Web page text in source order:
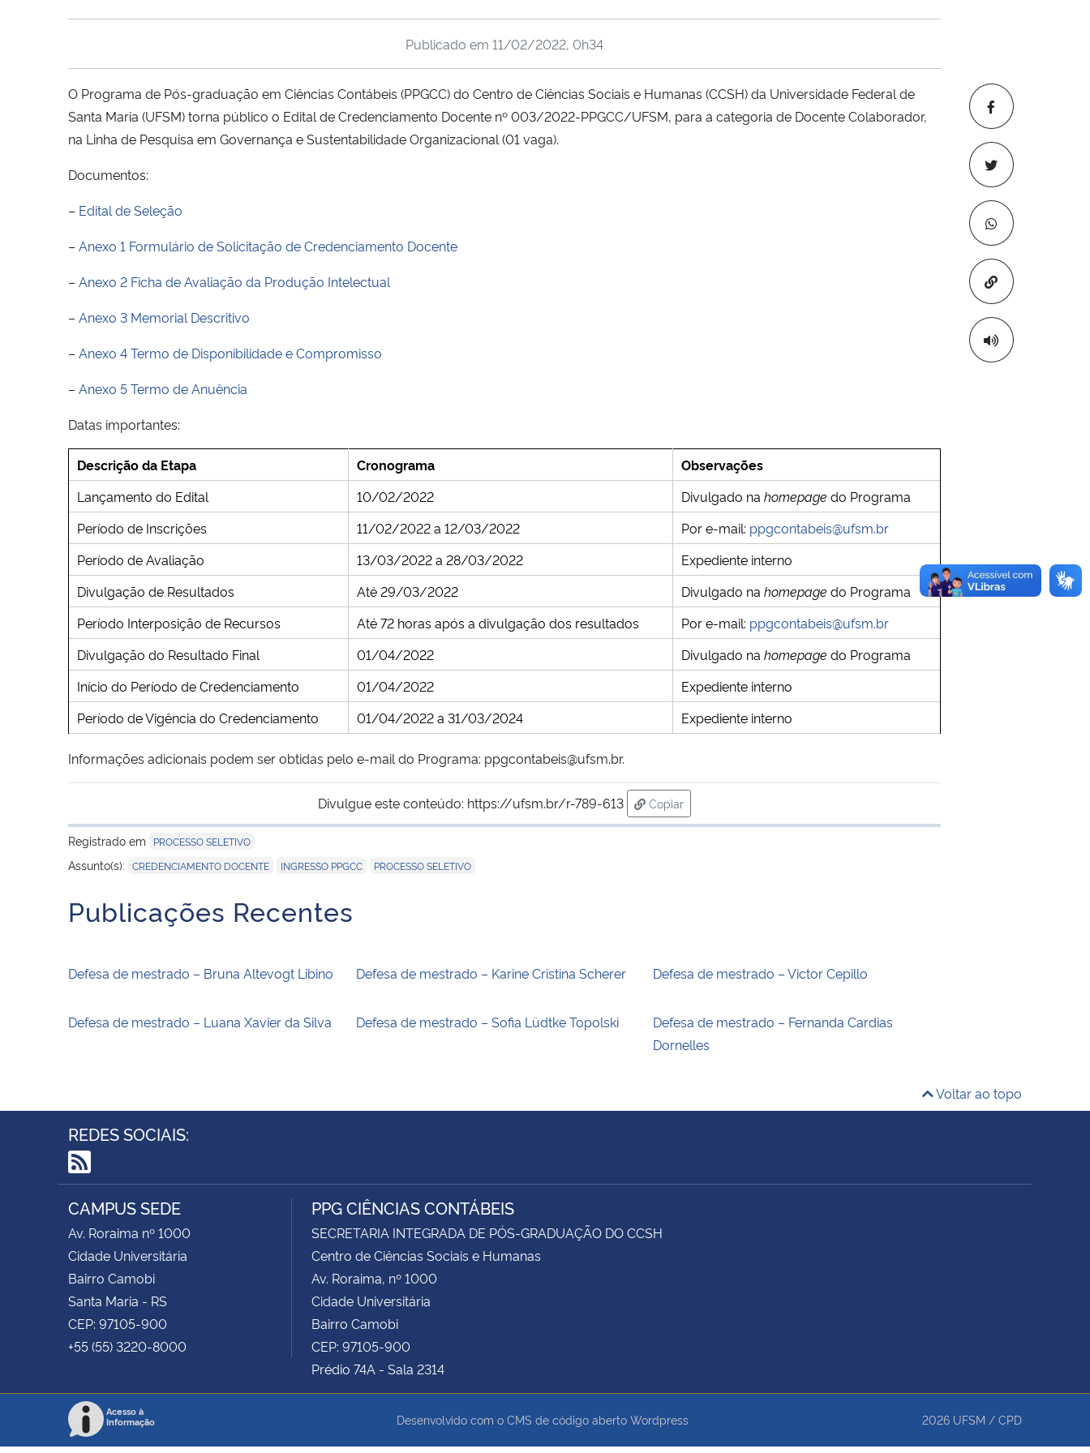
Copiar para
Publicado em 11/02/2022, 0h34
O Programa de Pós-graduação em Ciências Contábeis (PPGCC) do Centro de Ciências Sociais e Humanas (CCSH) da Universidade Federal de
Santa Maria (UFSM) torna público o Edital de Credenciamento Docente nº 003/2022-PPGCC/UFSM, para a categoria de Docente Colaborador,
na Linha de Pesquisa em Governança e Sustentabilidade Organizacional (01 vaga).
Documentos:
– Edital de Seleção
– Anexo 1 Formulário de Solicitação de Credenciamento Docente
– Anexo 2 Ficha de Avaliação da Produção Intelectual
– Anexo 3 Memorial Descritivo
– Anexo 4 Termo de Disponibilidade e Compromisso
– Anexo 5 Termo de Anuência
Datas importantes:
Descrição da Etapa Cronograma
Observações
Lançamento do Edital
10/02/2022 Divulgado na homepage do Programa
Período de Inscrições
11/02/2022 a 12/03/2022 Por e-mail: ppgcontabeis@ufsm.br
Período de Avaliação
13/03/2022 a 28/03/2022
Expediente interno
Divulgação de Resultados
Até 29/03/2022 Divulgado na homepage do Programa
Período Interposição de Recursos
Até 72 horas após a divulgação dos resultados Por e-mail: ppgcontabeis@ufsm.br
Divulgação do Resultado Final
01/04/2022 Divulgado na homepage do Programa
Início do Período de Credenciamento
01/04/2022
Expediente interno
Período de Vigência do Credenciamento
01/04/2022 a 31/03/2024 Expediente interno
Informações adicionais podem ser obtidas pelo e-mail do Programa: ppgcontabeis@ufsm.br.
Divulgue este conteúdo: https://ufsm.br/r-789-613
Copiar
para área de transferência
Registrado em
PROCESSO SELETIVO
Assunto(s): CREDENCIAMENTO DOCENTE INGRESSO PPGCC PROCESSO SELETIVO
Publicações Recentes
Defesa de mestrado – Bruna Altevogt Libino Defesa de mestrado – Karine Cristina Scherer Defesa de mestrado – Victor Cepillo
Defesa de mestrado – Luana Xavier da Silva Defesa de mestrado – Sofia Lüdtke Topolski
Defesa de mestrado – Fernanda Cardias
Dornelles
Voltar ao topo
REDES SOCIAIS:
RSS
CAMPUS SEDE
Av. Roraima nº 1000
Cidade Universitária
Bairro Camobi
Santa Maria - RS
CEP: 97105-900
+55 (55) 3220-8000
PPG CIÊNCIAS CONTÁBEIS
SECRETARIA INTEGRADA DE PÓS-GRADUAÇÃO DO CCSH
Centro de Ciências Sociais e Humanas
Av. Roraima, nº 1000
Cidade Universitária
Bairro Camobi
CEP: 97105-900
Prédio 74A - Sala 2314
Acesso à
Informação
Desenvolvido com o CMS de código aberto Wordpress 2026 UFSM / CPD